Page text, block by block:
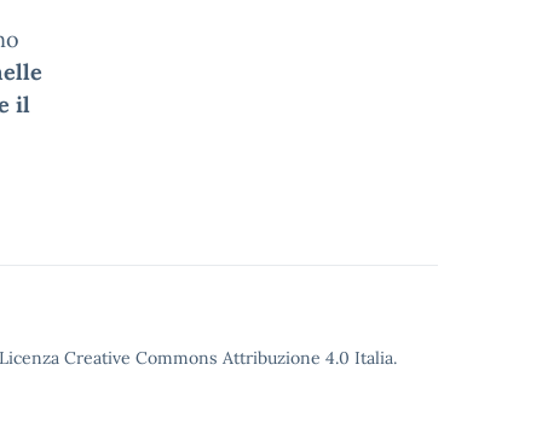
il
Creative Commons Attribuzione 4.0 Italia.